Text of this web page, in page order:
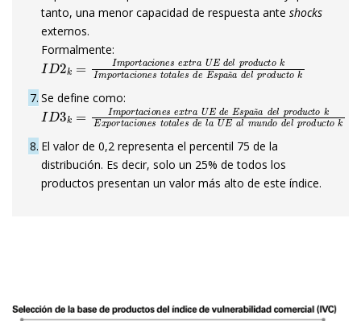
tanto, una menor capacidad de respuesta ante shocks
externos.
Formalmente:
ñ
I D2k=Importacionesex traU Edelp roduct o
7 Se define como:
ñ
ID3k=Importaciones extraUEd eEspañadelprod
8 El valor de 0,2 representa el percentil 75 de la
distribución. Es decir, solo un 25% de todos los
productos presentan un valor más alto de este índice.